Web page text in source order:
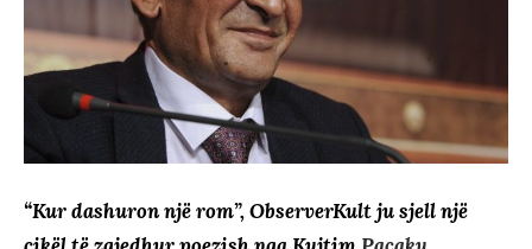
“Kur dashuron një rom”, ObserverKult ju sjell një